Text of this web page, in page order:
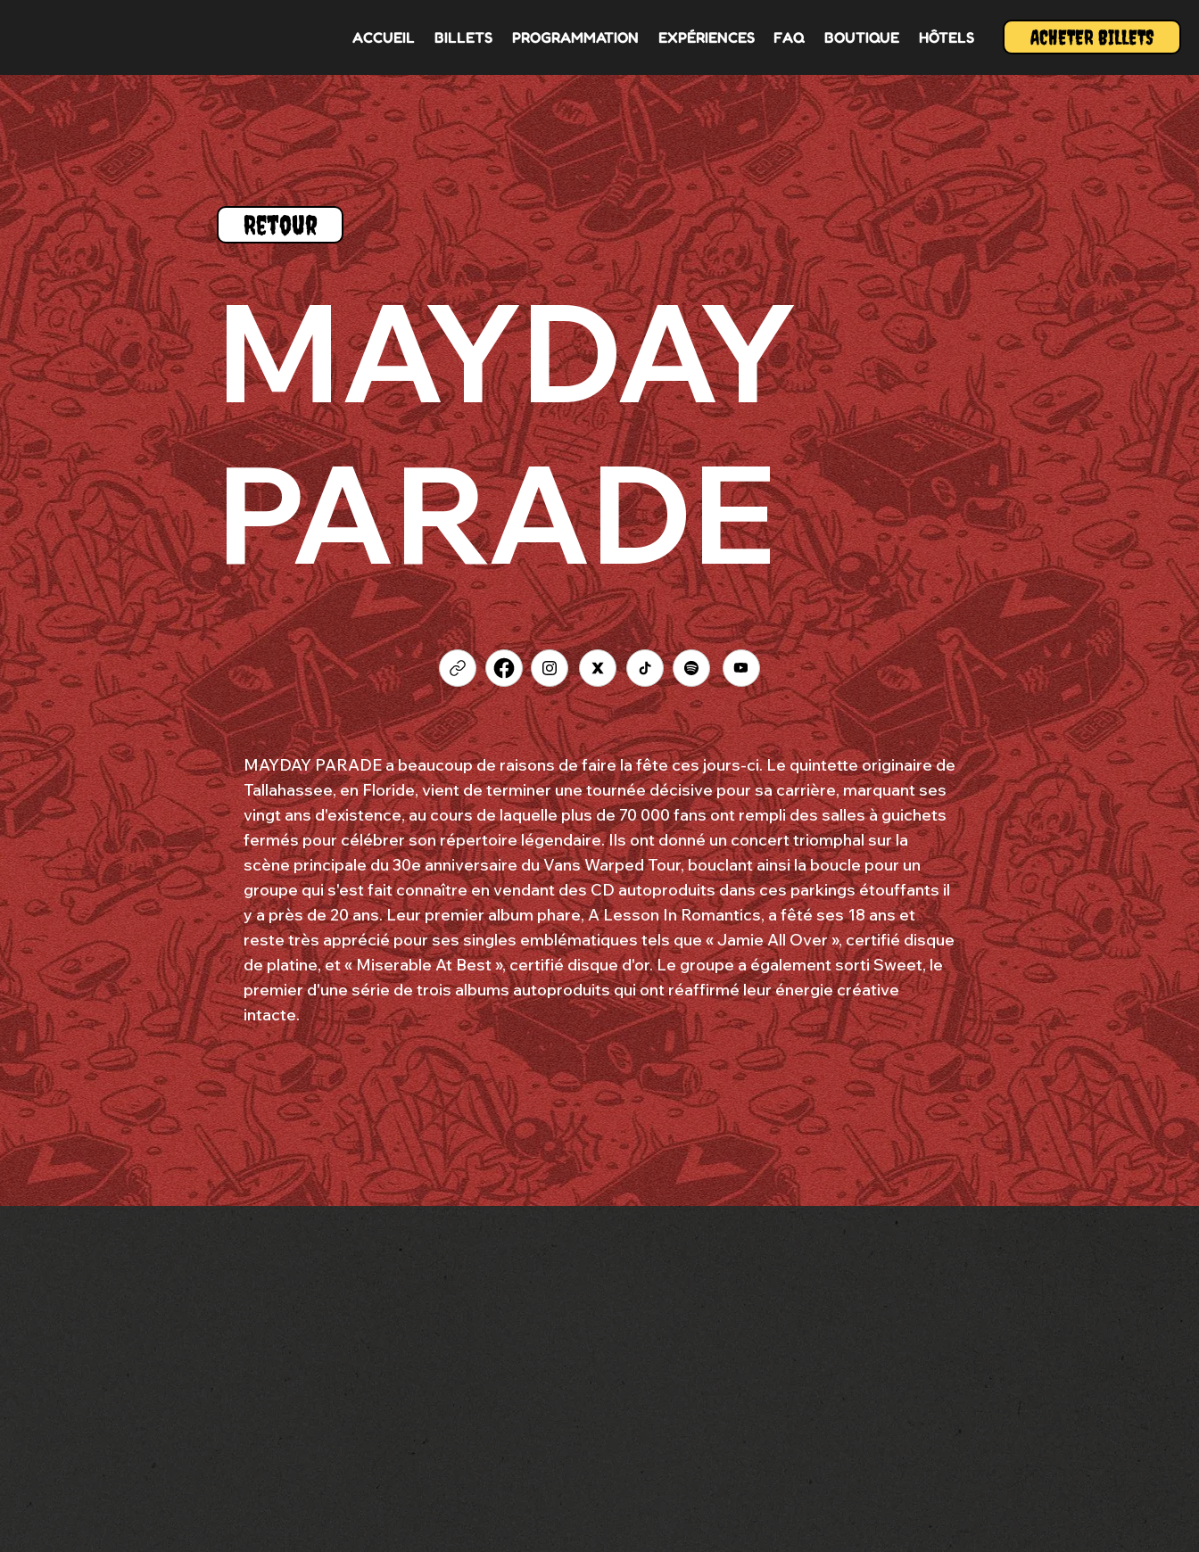
ACCUEIL BILLETS PROGRAMMATION EXPÉRIENCES FAQ BOUTIQUE HÔTELS ACHETER BILLETS
Retour
MAYDAY
PARADE
MAYDAY PARADE a beaucoup de raisons de faire la fête ces jours-ci. Le quintette originaire de
Tallahassee, en Floride, vient de terminer une tournée décisive pour sa carrière, marquant ses
vingt ans d'existence, au cours de laquelle plus de 70 000 fans ont rempli des salles à guichets
fermés pour célébrer son répertoire légendaire. Ils ont donné un concert triomphal sur la
scène principale du 30e anniversaire du Vans Warped Tour, bouclant ainsi la boucle pour un
groupe qui s'est fait connaître en vendant des CD autoproduits dans ces parkings étouffants il
y a près de 20 ans. Leur premier album phare, A Lesson In Romantics, a fêté ses 18 ans et
reste très apprécié pour ses singles emblématiques tels que « Jamie All Over », certifié disque
de platine, et « Miserable At Best », certifié disque d'or. Le groupe a également sorti Sweet, le
premier d'une série de trois albums autoproduits qui ont réaffirmé leur énergie créative
intacte.